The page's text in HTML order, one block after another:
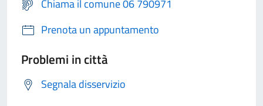
Chiama il comune 06 790971
Prenota un appuntamento
Problemi in città
Segnala disservizio